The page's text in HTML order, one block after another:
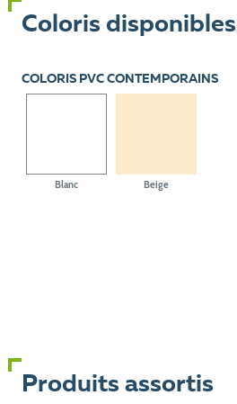
Coloris disponibles
COLORIS PVC CONTEMPORAINS
Blanc Beige
Produits assortis